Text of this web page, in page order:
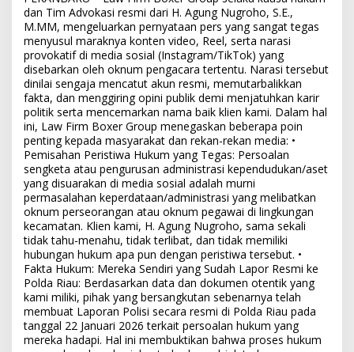
dan Tim Advokasi resmi dari H. Agung Nugroho, S.E.,
M.MM, mengeluarkan pernyataan pers yang sangat tegas
menyusul maraknya konten video, Reel, serta narasi
provokatif di media sosial (Instagram/TikTok) yang
disebarkan oleh oknum pengacara tertentu. Narasi tersebut
dinilai sengaja mencatut akun resmi, memutarbalikkan
fakta, dan menggiring opini publik demi menjatuhkan karir
politik serta mencemarkan nama baik klien kami. Dalam hal
ini, Law Firm Boxer Group menegaskan beberapa poin
penting kepada masyarakat dan rekan-rekan media: •
Pemisahan Peristiwa Hukum yang Tegas: Persoalan
sengketa atau pengurusan administrasi kependudukan/aset
yang disuarakan di media sosial adalah murni
permasalahan keperdataan/administrasi yang melibatkan
oknum perseorangan atau oknum pegawai di lingkungan
kecamatan. Klien kami, H. Agung Nugroho, sama sekali
tidak tahu-menahu, tidak terlibat, dan tidak memiliki
hubungan hukum apa pun dengan peristiwa tersebut. •
Fakta Hukum: Mereka Sendiri yang Sudah Lapor Resmi ke
Polda Riau: Berdasarkan data dan dokumen otentik yang
kami miliki, pihak yang bersangkutan sebenarnya telah
membuat Laporan Polisi secara resmi di Polda Riau pada
tanggal 22 Januari 2026 terkait persoalan hukum yang
mereka hadapi. Hal ini membuktikan bahwa proses hukum